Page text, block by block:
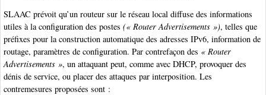
SLAAC prévoit qu’un routeur sur le réseau local diffuse des informations
utiles à la configuration des postes (« Router Advertisements »), telles que
préfixes pour la construction automatique des adresses IPv6, information de
routage, paramètres de configuration. Par contrefaçon des « Router
Advertisements », un attaquant peut, comme avec DHCP, provoquer des
dénis de service, ou placer des attaques par interposition. Les
contremesures proposées sont :